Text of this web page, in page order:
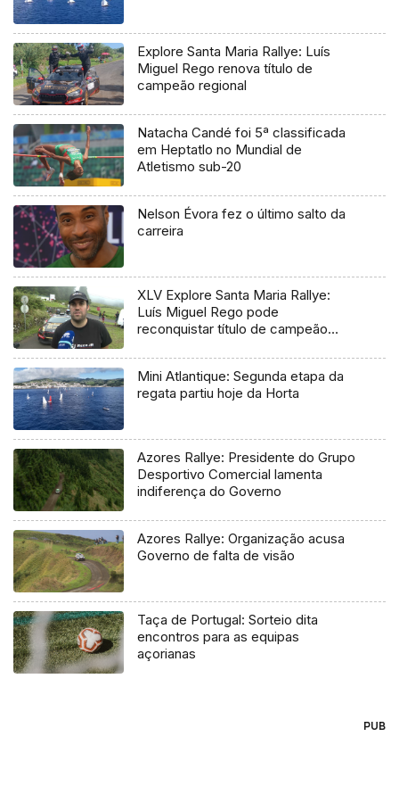
Explore Santa Maria Rallye: Luís
Miguel Rego renova título de
campeão regional
Natacha Candé foi 5ª classificada
em Heptatlo no Mundial de
Atletismo sub-20
Nelson Évora fez o último salto da
carreira
XLV Explore Santa Maria Rallye:
Luís Miguel Rego pode
reconquistar título de campeão
Mini Atlantique: Segunda etapa da
regata partiu hoje da Horta
Azores Rallye: Presidente do Grupo
Desportivo Comercial lamenta
indiferença do Governo
Azores Rallye: Organização acusa
Governo de falta de visão
Taça de Portugal: Sorteio dita
encontros para as equipas
açorianas
PUB